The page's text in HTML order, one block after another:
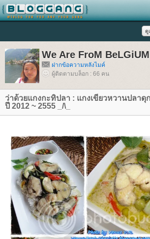
We Are FroM BeLGiUM
ฝากข้อความหลังไมค์
ผู้ติดตามบล็อก : 66 คน
ว่าด้วยแกงกะทิปลา : แกงเขียวหวานปลา
ปี 2012 ~ 2555 _/\_